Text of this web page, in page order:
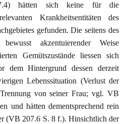
hätten sich keine für die
Krankheitsentitäten des
gefunden. Die seitens des
akzentuierender Weise
Gemütszustände liessen sich
dem Hintergrund dessen derzeit
Lebenssituation (Verlust der
von seiner Frau; vgl. VB
und hätten dementsprechend rein
(VB 207.6 S. 8 f.). Hinsichtlich der